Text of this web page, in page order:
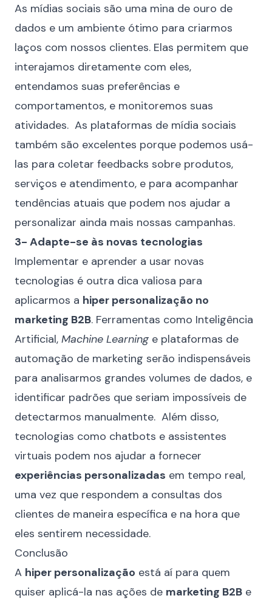
As mídias sociais são uma mina de ouro de
dados e um ambiente ótimo para criarmos
laços com nossos clientes. Elas permitem que
interajamos diretamente com eles,
entendamos suas preferências e
comportamentos, e monitoremos suas
atividades. As plataformas de mídia sociais
também são excelentes porque podemos usá-
las para coletar feedbacks sobre produtos,
serviços e atendimento, e para acompanhar
tendências atuais que podem nos ajudar a
personalizar ainda mais nossas campanhas.
3- Adapte-se às novas tecnologias
Implementar e aprender a usar novas
tecnologias é outra dica valiosa para
aplicarmos a hiper personalização no
marketing B2B. Ferramentas como Inteligência
Artificial, Machine Learning e plataformas de
automação de marketing serão indispensáveis
para analisarmos grandes volumes de dados, e
identificar padrões que seriam impossíveis de
detectarmos manualmente. Além disso,
tecnologias como chatbots e assistentes
virtuais podem nos ajudar a fornecer
experiências personalizadas em tempo real,
uma vez que respondem a consultas dos
clientes de maneira específica e na hora que
eles sentirem necessidade.
Conclusão
A hiper personalização está aí para quem
quiser aplicá-la nas ações de marketing B2B e